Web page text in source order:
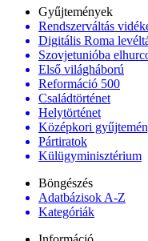
Gyűjtemények
Rendszerváltás
Digitális Roma
Szovjetunióba
Első világháború
Reformáció 500
Családtörténet
Helytörténet
Középkori
Pártiratok
Külügyminisztérium
Böngészés
Adatbázisok A-Z
Kategóriák